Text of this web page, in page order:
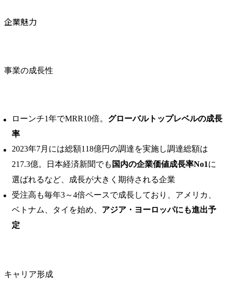
企業魅力
事業の成長性
ローンチ1年でMRR10倍。 グローバルトップレベルの成⻑
率
2023年7月には総額118億円の調達を実施し調達総額は
217.3億。日本経済新聞でも 国内の企業価値成長率No1に
選ばれるなど、成長が大きく期待される企業
受注高も毎年3～4倍ペースで成長しており、アメリカ、
ベトナム、タイを始め、 アジア・ヨーロッパにも進出予
定
キャリア形成